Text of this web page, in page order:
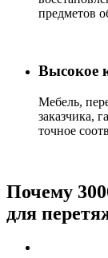
предметов
Высокое
Мебель,
заказчика,
точное
Почему
для